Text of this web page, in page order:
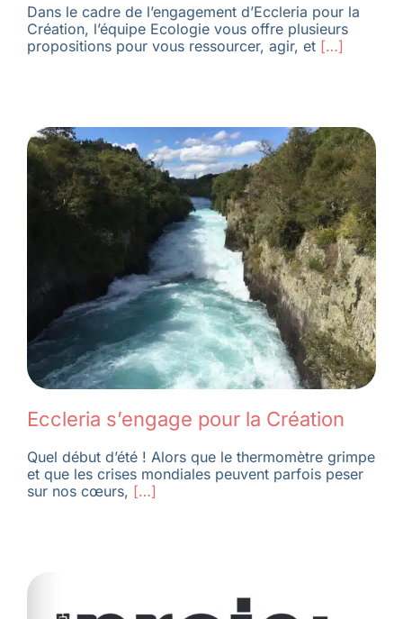
Dans le cadre de l’engagement d’Eccleria pour la
Création, l’équipe Ecologie vous offre plusieurs
propositions pour vous ressourcer, agir, et[…]
Eccleria s’engage pour la Création
Quel début d’été ! Alors que le thermomètre grimpe
et que les crises mondiales peuvent parfois peser
sur nos cœurs, […]